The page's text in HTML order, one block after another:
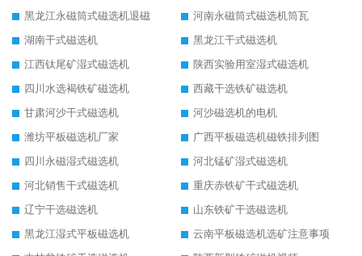
黑龙江永磁筒式磁选机退磁
河南永磁筒式磁选机筒瓦
湖南干式磁选机
黑龙江干式磁选机
江西钛尾矿湿式磁选机
陕西实验用室湿式磁选机
四川水选褐铁矿磁选机
西藏干选铁矿磁选机
甘肃河沙干式磁选机
河沙磁选机的电机
潍坊平板磁选机厂家
广西平板磁选机磁铁排列图
四川永磁湿式磁选机
河北锰矿湿式磁选机
河北销售干式磁选机
重庆赤铁矿干式磁选机
辽宁干选磁选机
山东铁矿干选磁选机
黑龙江湿式平板磁选机
云南平板磁选机选矿注意事项